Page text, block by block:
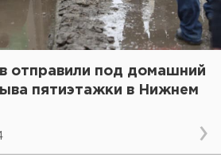
отправили под домашний
пятиэтажки в Нижнем